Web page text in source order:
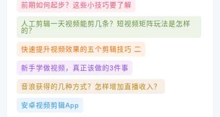
前期如何起步？这些小技巧要了解
人工剪辑一天视频能剪几条？短视频矩阵玩法是怎样
的？
快速提升视频效果的五个剪辑技巧 二
新手学做视频，真正该做的3件事
音浪获得的几种方式？怎样增加直播收入？
安卓视频剪辑app